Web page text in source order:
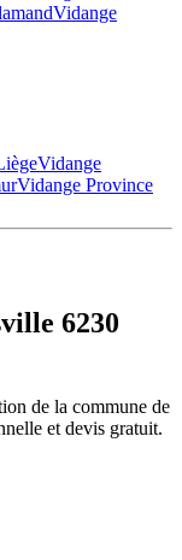
Vidange
Vidange
Vidange Province
6230
de la commune de
et devis gratuit.